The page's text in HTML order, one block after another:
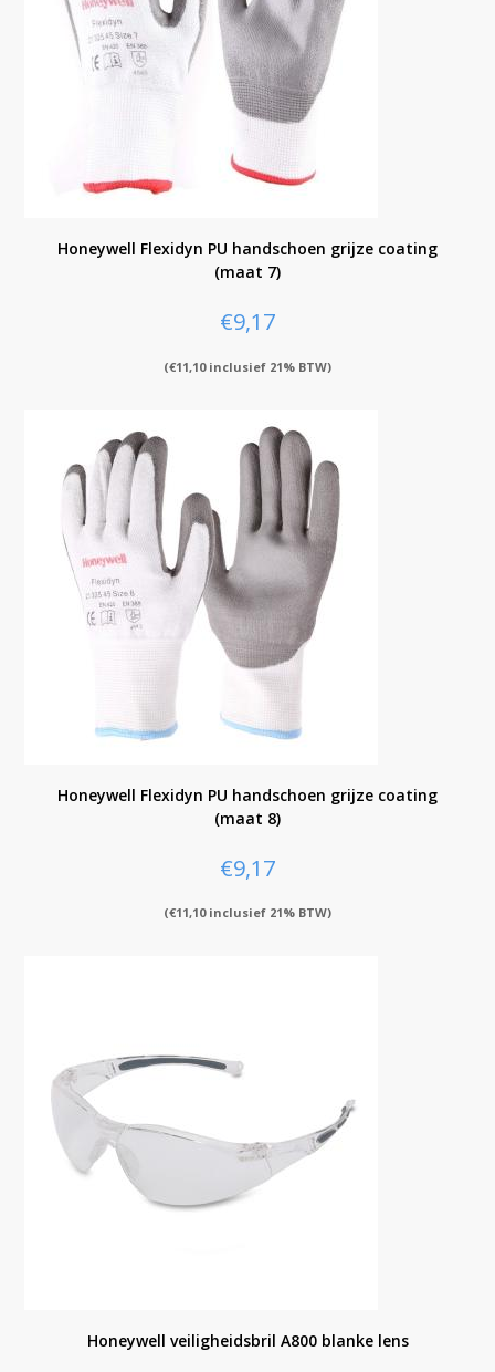
Honeywell Flexidyn PU handschoen grijze coating
(maat 7)
€9,17
(€11,10inclusief 21% BTW)
Honeywell Flexidyn PU handschoen grijze coating
(maat 8)
€9,17
(€11,10inclusief 21% BTW)
Honeywell veiligheidsbril A800 blanke lens